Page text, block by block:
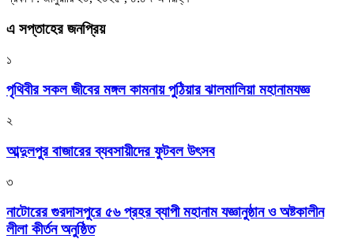
এ সপ্তাহের জনপ্রিয়
১
পৃথিবীর সকল জীবের মঙ্গল কামনায় পুঠিয়ার ঝালমালিয়া মহানামযজ্ঞ
২
আব্দুলপুর বাজারের ব্যবসায়ীদের ফুটবল উৎসব
৩
নাটোরের গুরদাসপুরে ৫৬ প্রহর ব্যাপী মহানাম যজ্ঞানুষ্ঠান ও অষ্টকালীন
লীলা কীর্তন অনুষ্ঠিত